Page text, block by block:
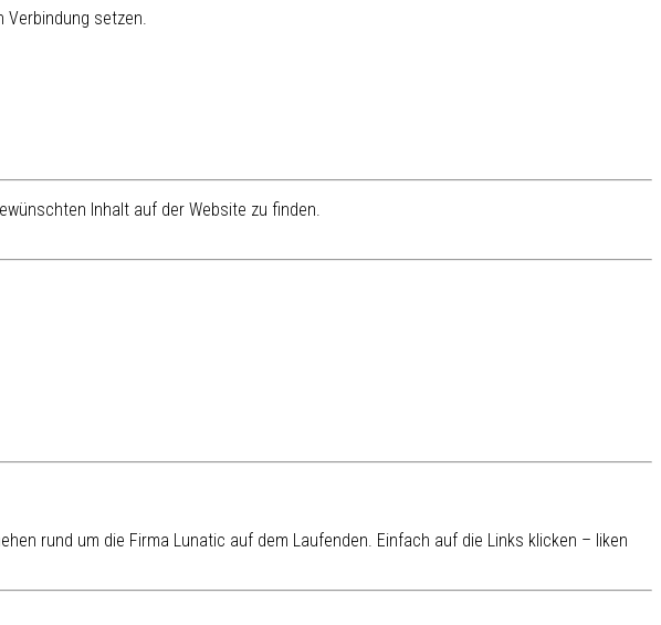
Verbindung setzen.
Inhalt auf der Website zu finden.
rund um die Firma Lunatic auf dem Laufenden. Einfach auf die Links klicken – liken